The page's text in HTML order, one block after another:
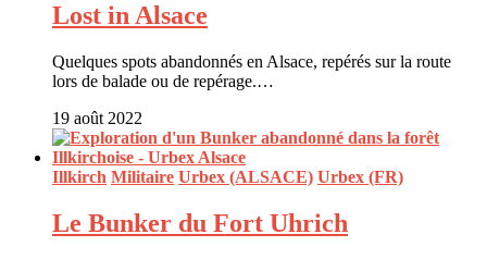
Lost in Alsace
Quelques spots abandonnés en Alsace, repérés sur la route
lors de balade ou de repérage.…
19 août 2022
Illkirch Militaire Urbex (ALSACE) Urbex (FR)
Le Bunker du Fort Uhrich